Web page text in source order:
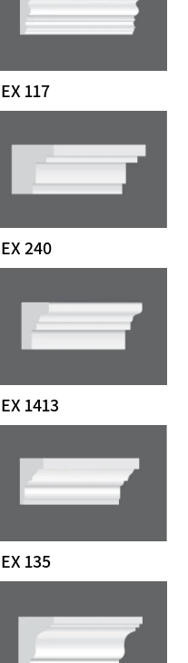
EX 117
EX 240
EX 1413
EX 135